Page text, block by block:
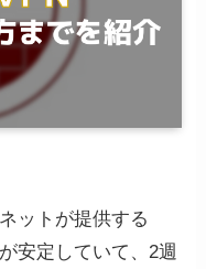
ットが提供する
安定していて、2週